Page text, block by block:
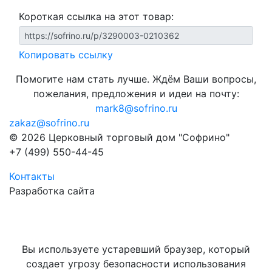
Короткая ссылка на этот товар:
Копировать ссылку
Помогите нам стать лучше. Ждём Ваши вопросы,
пожелания, предложения и идеи на почту:
mark8@sofrino.ru
zakaz@sofrino.ru
© 2026 Церковный торговый дом "Софрино"
+7 (499) 550-44-45
Контакты
Разработка сайта
Вы используете устаревший браузер, который
создает угрозу безопасности использования